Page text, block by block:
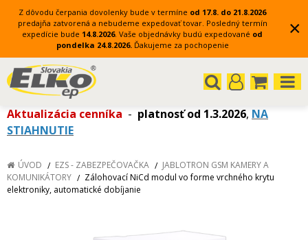
Z dôvodu čerpania dovolenky bude v termíne od 17.8. do 21.8.2026
predajňa zatvorená a nebudeme expedovať tovar. Posledný termín
expedície bude 14.8.2026. Vaše objednávky budú expedované od
pondelka 24.8.2026. Ďakujeme za pochopenie
×
Aktualizácia cenníka - platnosť od 1.3.2026, NA
STIAHNUTIE
ÚVOD EZS - ZABEZPEČOVAČKA
JABLOTRON GSM KAMERY A
KOMUNIKÁTORY
Zálohovací NiCd modul vo forme vrchného krytu
elektroniky, automatické dobíjanie